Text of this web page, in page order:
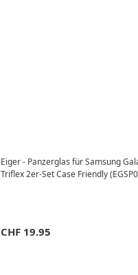
Eiger - Panzerglas für Samsung
Triflex 2er-Set Case Friendly
CHF 19.95